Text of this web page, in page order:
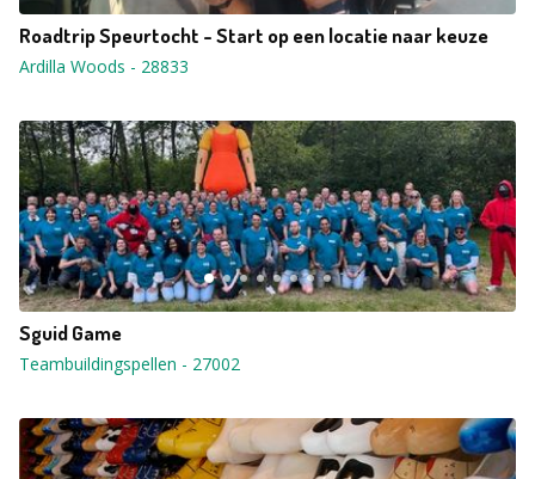
Roadtrip Speurtocht - Start op een locatie naar keuze
Ardilla Woods - 28833
Sguid Game
Teambuildingspellen - 27002